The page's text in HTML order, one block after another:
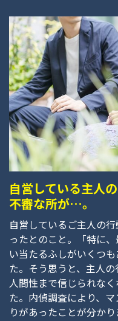
自営している主人
不審な所が…。
自営しているご主人の
ったとのこと。「特に
い当たるふしがいくつ
た。そう思うと、主人
人間性まで信じられな
た。内偵調査により、
りがあったことが分か